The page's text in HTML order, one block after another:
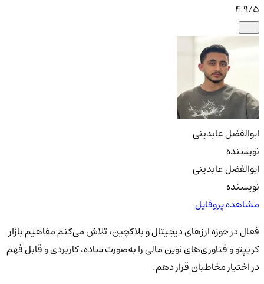
4.9/5
ابوالفضل عابدینی
نویسنده
ابوالفضل عابدینی
نویسنده
مشاهده پروفایل
فعال در حوزه ارزهای دیجیتال و بلاکچین، تلاش می‌کنم مفاهیم بازار
کریپتو و فناوری‌های نوین مالی را به‌صورت ساده، کاربردی و قابل فهم
در اختیار مخاطبان قرار دهم.